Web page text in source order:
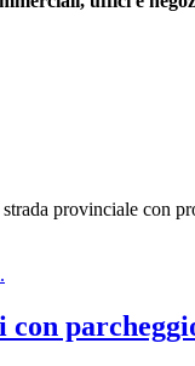
provinciale con